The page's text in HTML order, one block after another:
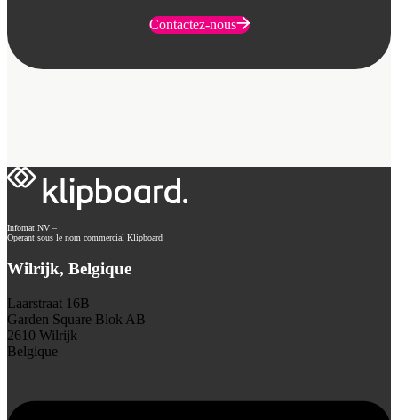
Contactez-nous
Infomat NV –
Opérant sous le nom commercial Klipboard
Wilrijk, Belgique
Laarstraat 16B
Garden Square Blok AB
2610 Wilrijk
Belgique